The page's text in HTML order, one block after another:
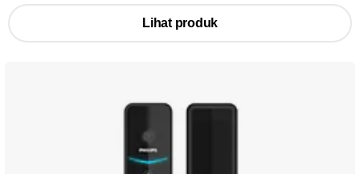
Lihat produk